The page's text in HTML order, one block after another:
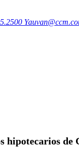
hipotecarios de